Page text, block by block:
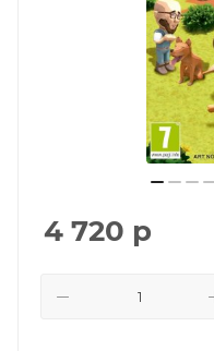
4 720 р